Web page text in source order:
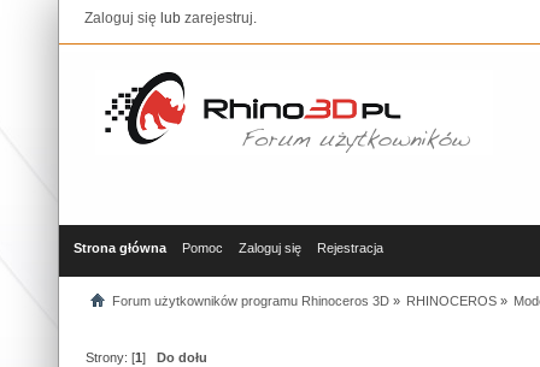
Zaloguj się lub zarejestruj.
Strona główna Pomoc Zaloguj się Rejestracja
Forum użytkowników programu Rhinoceros 3D» RHINOCEROS»
Strony: [1]Do dołu